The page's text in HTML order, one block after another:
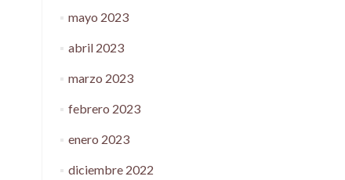
mayo 2023
abril 2023
marzo 2023
febrero 2023
enero 2023
diciembre 2022